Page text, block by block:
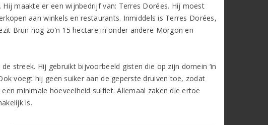
maakte er een wijnbedrijf van: Terres Dorées. Hij moest
aan winkels en restaurants. Inmiddels is Terres Dorées,
Brun nog zo’n 15 hectare in onder andere Morgon en
streek. Hij gebruikt bijvoorbeeld gisten die op zijn domein ‘in
voegt hij geen suiker aan de geperste druiven toe, zodat
minimale hoeveelheid sulfiet. Allemaal zaken die ertoe
is.